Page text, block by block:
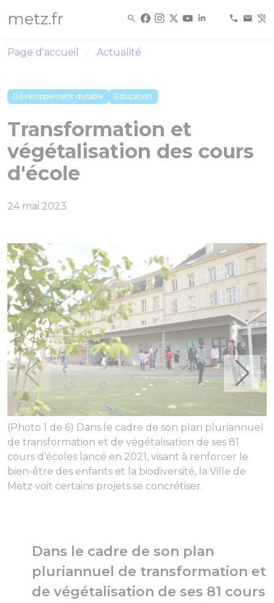
metz.fr
Page d'accueil Actualité
Développement durable Education
Transformation et
végétalisation des cours
d'école
24 mai 2023
(Photo 1 de 6) Dans le cadre de son plan pluriannuel
de transformation et de végétalisation de ses 81
cours d’écoles lancé en 2021, visant à renforcer le
bien-être des enfants et la biodiversité, la Ville de
Metz voit certains projets se concrétiser.
Dans le cadre de son plan
pluriannuel de transformation et
de végétalisation de ses 81 cours